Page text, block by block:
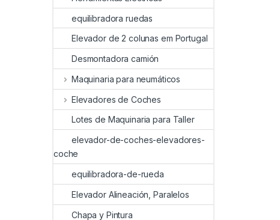
equilibradora ruedas
Elevador de 2 colunas em Portugal
Desmontadora camión
Maquinaria para neumáticos
Elevadores de Coches
Lotes de Maquinaria para Taller
elevador-de-coches-elevadores-
coche
equilibradora-de-rueda
Elevador Alineación, Paralelos
Chapa y Pintura